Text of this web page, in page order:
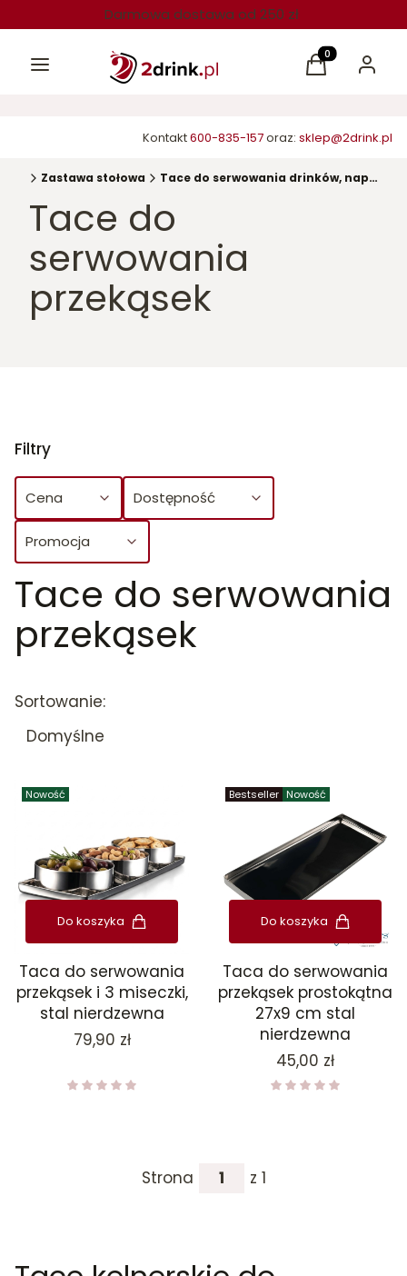
Darmowa dostawa od 250 zł
Menu Produkty w
Koszyk Zaloguj
Kontakt600-835-157oraz: sklep@2drink.pl
Zastawa stołowa Tace do serwowania drinków, napojów
Tace do
serwowania
przekąsek
Filtry
Cena Dostępność
Promocja
Koniec filtrów
Tace do serwowania
przekąsek
Lista produktów
Sortowanie:
Domyślne
Nowość
Do koszyka
Taca do serwowania
przekąsek i 3 miseczki,
stal nierdzewna
Cena
79,90 zł
Bestseller Nowość
Do koszyka
Taca do serwowania
przekąsek prostokątna
27x9 cm stal
nierdzewna
Cena
45,00 zł
Strona z 1